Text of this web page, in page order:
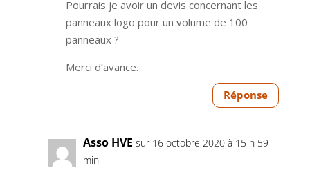
Pourrais je avoir un devis concernant les
panneaux logo pour un volume de 100
panneaux ?
Merci d’avance.
Réponse
Asso HVE sur 16 octobre 2020 à 15 h 59
min